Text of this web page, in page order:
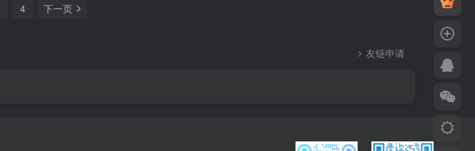
4 下一页
友链申请